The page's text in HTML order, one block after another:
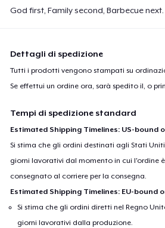
God first, Family second, Barbecue next.
Dettagli di spedizione
Tutti i prodotti vengono stampati su
Se effettui un ordine ora, sarà spedito il, o
Tempi di spedizione standard
Estimated Shipping Timelines: US-bound
Si stima che gli ordini destinati agli Stati
giorni lavorativi dal momento in cui l'ordine
consegnato al corriere per la consegna.
Estimated Shipping Timelines: EU-bound
Si stima che gli ordini diretti nel Regno
giorni lavorativi dalla produzione.